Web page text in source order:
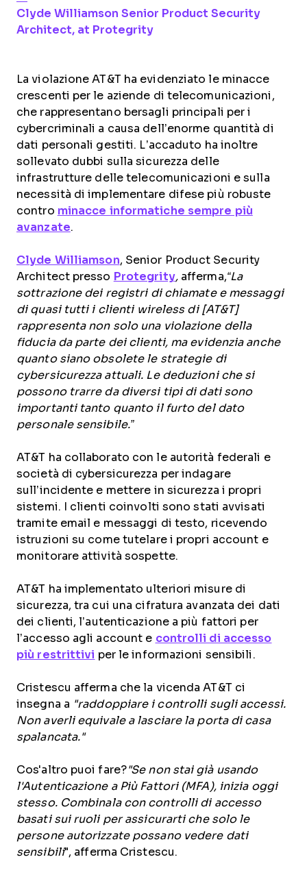
Clyde Williamson Opens new window
Senior Product Security
Architect, at ProtegrityOpens new window
La violazione AT&T ha evidenziato le minacce
crescenti per le aziende di telecomunicazioni,
che rappresentano bersagli principali per i
cybercriminali a causa dell’enorme quantità di
dati personali gestiti. L’accaduto ha inoltre
sollevato dubbi sulla sicurezza delle
infrastrutture delle telecomunicazioni e sulla
necessità di implementare difese più robuste
contro minacce informatiche sempre più
avanzate.
Clyde Williamson, Senior Product Security
Architect presso Protegrity,afferma,“La
sottrazione dei registri di chiamate e messaggi
di quasi tutti i clienti wireless di [AT&T]
rappresenta non solo una violazione della
fiducia da parte dei clienti, ma evidenzia anche
quanto siano obsolete le strategie di
cybersicurezza attuali. Le deduzioni che si
possono trarre da diversi tipi di dati sono
importanti tanto quanto il furto del dato
personale sensibile.”
AT&T ha collaborato con le autorità federali e
società di cybersicurezza per indagare
sull’incidente e mettere in sicurezza i propri
sistemi. I clienti coinvolti sono stati avvisati
tramite email e messaggi di testo, ricevendo
istruzioni su come tutelare i propri account e
monitorare attività sospette.
AT&T ha implementato ulteriori misure di
sicurezza, tra cui una cifratura avanzata dei dati
dei clienti, l’autenticazione a più fattori per
l’accesso agli account e controlli di accesso
più restrittivi per le informazioni sensibili.
Cristescu afferma che la vicenda AT&T ci
insegna a "raddoppiare i controlli sugli accessi.
Non averli equivale a lasciare la porta di casa
spalancata."
Cos'altro puoi fare?"Se non stai già usando
l'Autenticazione a Più Fattori (MFA), inizia oggi
stesso. Combinala con controlli di accesso
basati sui ruoli per assicurarti che solo le
persone autorizzate possano vedere dati
sensibili", afferma Cristescu.